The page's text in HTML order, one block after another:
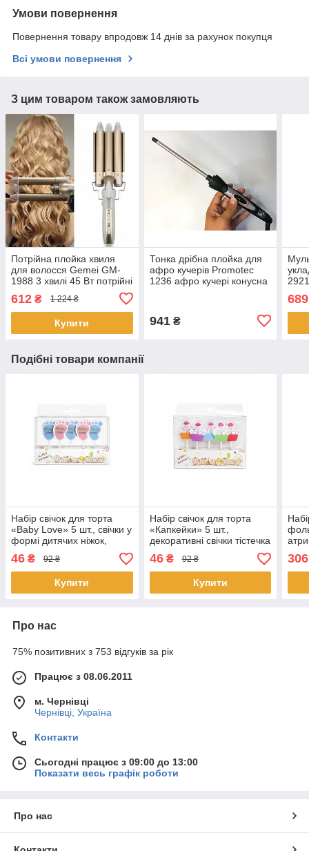
Умови повернення
Повернення товару впродовж 14 днів за рахунок покупця
Всі умови повернення
З цим товаром також замовляють
Потрійна плойка хвиля
для волосся Gemei GM-
1988 3 хвилі 45 Вт потрійні
великі локони кераміка з
терморегулятором
612 ₴ 1 224 ₴
Купити
Тонка дрібна плойка для
афро кучерів Promotec
1236 афро кучері конусна
941₴
|689
Подібні товари компанії
Набір свічок для торта
«Baby Love» 5 шт., свічки у
формі дитячих ніжок,
декор для гендер пати та
свята новорічного
46 ₴ 92 ₴
Купити
Набір свічок для торта
«Капкейки» 5 шт.,
декоративні свічки тістечка
з посипкою, яскравий
дитячий святковий декор
46₴ 92 ₴
Купити
306
Про нас
75% позитивних з 753 відгуків за рік
Працює з 08.06.2011
м. Чернівці
Чернівці, Україна
Контакти
Сьогодні працює з 09:00 до 13:00
Показати весь графік роботи
Про нас